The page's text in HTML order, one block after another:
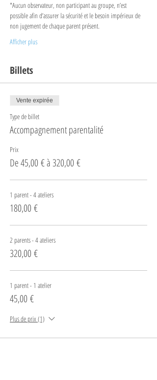
*Aucun observateur, non participant au groupe, n’est
possible afin d’assurer la sécurité et le besoin impérieux de
non jugement de chaque parent présent.
Afficher plus
Billets
Vente expirée
Type de billet
Accompagnement parentalité
Prix
De 45,00 € à 320,00 €
1 parent - 4 ateliers
180,00 €
2 parents - 4 ateliers
320,00 €
1 parent - 1 atelier
45,00 €
Plus de prix (1)